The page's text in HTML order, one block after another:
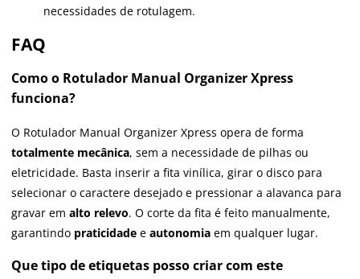
necessidades de rotulagem.
FAQ
Como o Rotulador Manual Organizer Xpress
funciona?
O Rotulador Manual Organizer Xpress opera de forma
totalmente mecânica, sem a necessidade de pilhas ou
eletricidade. Basta inserir a fita vinílica, girar o disco para
selecionar o caractere desejado e pressionar a alavanca para
gravar em alto relevo. O corte da fita é feito manualmente,
garantindo praticidade e autonomia em qualquer lugar.
Que tipo de etiquetas posso criar com este